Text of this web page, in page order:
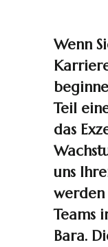
Wenn
Teil
das
uns
werden
Teams
Bara.